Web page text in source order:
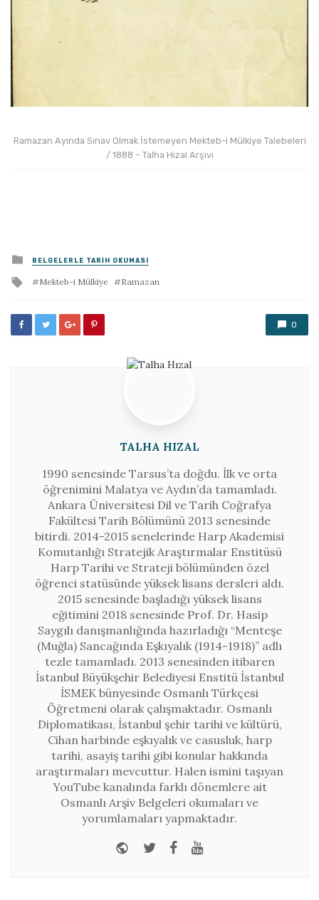
Ramazan Ayında Sınav Olmak İstemeyen Mekteb-i Mülkiye Talebeleri
/ 1888 – Talha Hızal Arşivi
Posted
in
BELGELERLE TARIH OKUMASI
Tagged
Mekteb-i Mülkiye Ramazan
0
TALHA HIZAL
1990 senesinde Tarsus’ta doğdu. İlk ve orta
öğrenimini Malatya ve Aydın’da tamamladı.
Ankara Üniversitesi Dil ve Tarih Coğrafya
Fakültesi Tarih Bölümünü 2013 senesinde
bitirdi. 2014-2015 senelerinde Harp Akademisi
Komutanlığı Stratejik Araştırmalar Enstitüsü
Harp Tarihi ve Strateji bölümünden özel
öğrenci statüsünde yüksek lisans dersleri aldı.
2015 senesinde başladığı yüksek lisans
eğitimini 2018 senesinde Prof. Dr. Hasip
Saygılı danışmanlığında hazırladığı “Menteşe
(Muğla) Sancağında Eşkıyalık (1914-1918)” adlı
tezle tamamladı. 2013 senesinden itibaren
İstanbul Büyükşehir Belediyesi Enstitü İstanbul
İSMEK bünyesinde Osmanlı Türkçesi
Öğretmeni olarak çalışmaktadır. Osmanlı
Diplomatikası, İstanbul şehir tarihi ve kültürü,
Cihan harbinde eşkıyalık ve casusluk, harp
tarihi, asayiş tarihi gibi konular hakkında
araştırmaları mevcuttur. Halen ismini taşıyan
YouTube kanalında farklı dönemlere ait
Osmanlı Arşiv Belgeleri okumaları ve
yorumlamaları yapmaktadır.
Website
TwitterFacebook